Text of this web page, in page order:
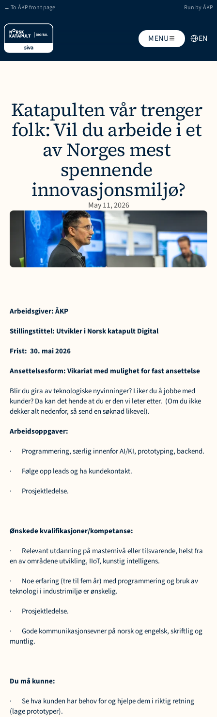
← To ÅKP front page Run by ÅKP
MENU EN
Katapulten vår trenger
folk: Vil du arbeide i et
av Norges mest
spennende
innovasjonsmiljø?
May 11, 2026
Arbeidsgiver: ÅKP
Stillingstittel: Utvikler i Norsk katapult Digital
Frist:  30. mai 2026
Ansettelsesform: Vikariat med mulighet for fast ansettelse
Blir du gira av teknologiske nyvinninger? Liker du å jobbe med
kunder? Da kan det hende at du er den vi leter etter.  (Om du ikke
dekker alt nedenfor, så send en søknad likevel).
Arbeidsoppgaver:
·       Programmering, særlig innenfor AI/KI, prototyping, backend.
·       Følge opp leads og ha kundekontakt.
·       Prosjektledelse.
Ønskede kvalifikasjoner/kompetanse:
·       Relevant utdanning på masternivå eller tilsvarende, helst fra
en av områdene utvikling, IIoT, kunstig intelligens.
·       Noe erfaring (tre til fem år) med programmering og bruk av
teknologi i industrimiljø er ønskelig.
·       Prosjektledelse.
·       Gode kommunikasjonsevner på norsk og engelsk, skriftlig og
muntlig.
Du må kunne:
·       Se hva kunden har behov for og hjelpe dem i riktig retning
(lage prototyper).